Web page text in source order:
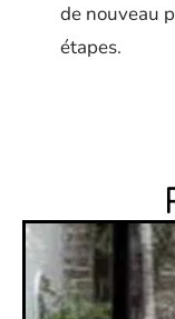
de nouveau
étapes.